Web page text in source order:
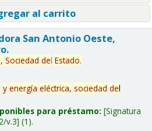
al carrito
San Antonio Oeste,
Sociedad del Estado.
y energía eléctrica, sociedad del
para préstamo: Signatura
v.3 (1).